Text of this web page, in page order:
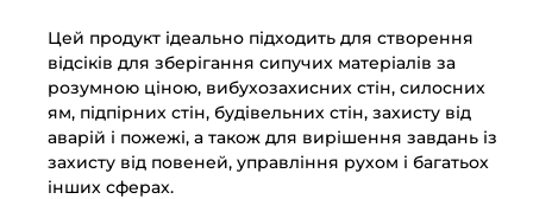
Цей продукт ідеально підходить для створення
відсіків для зберігання сипучих матеріалів за
розумною ціною, вибухозахисних стін, силосних
ям, підпірних стін, будівельних стін, захисту від
аварій і пожежі, а також для вирішення завдань із
захисту від повеней, управління рухом і багатьох
інших сферах.